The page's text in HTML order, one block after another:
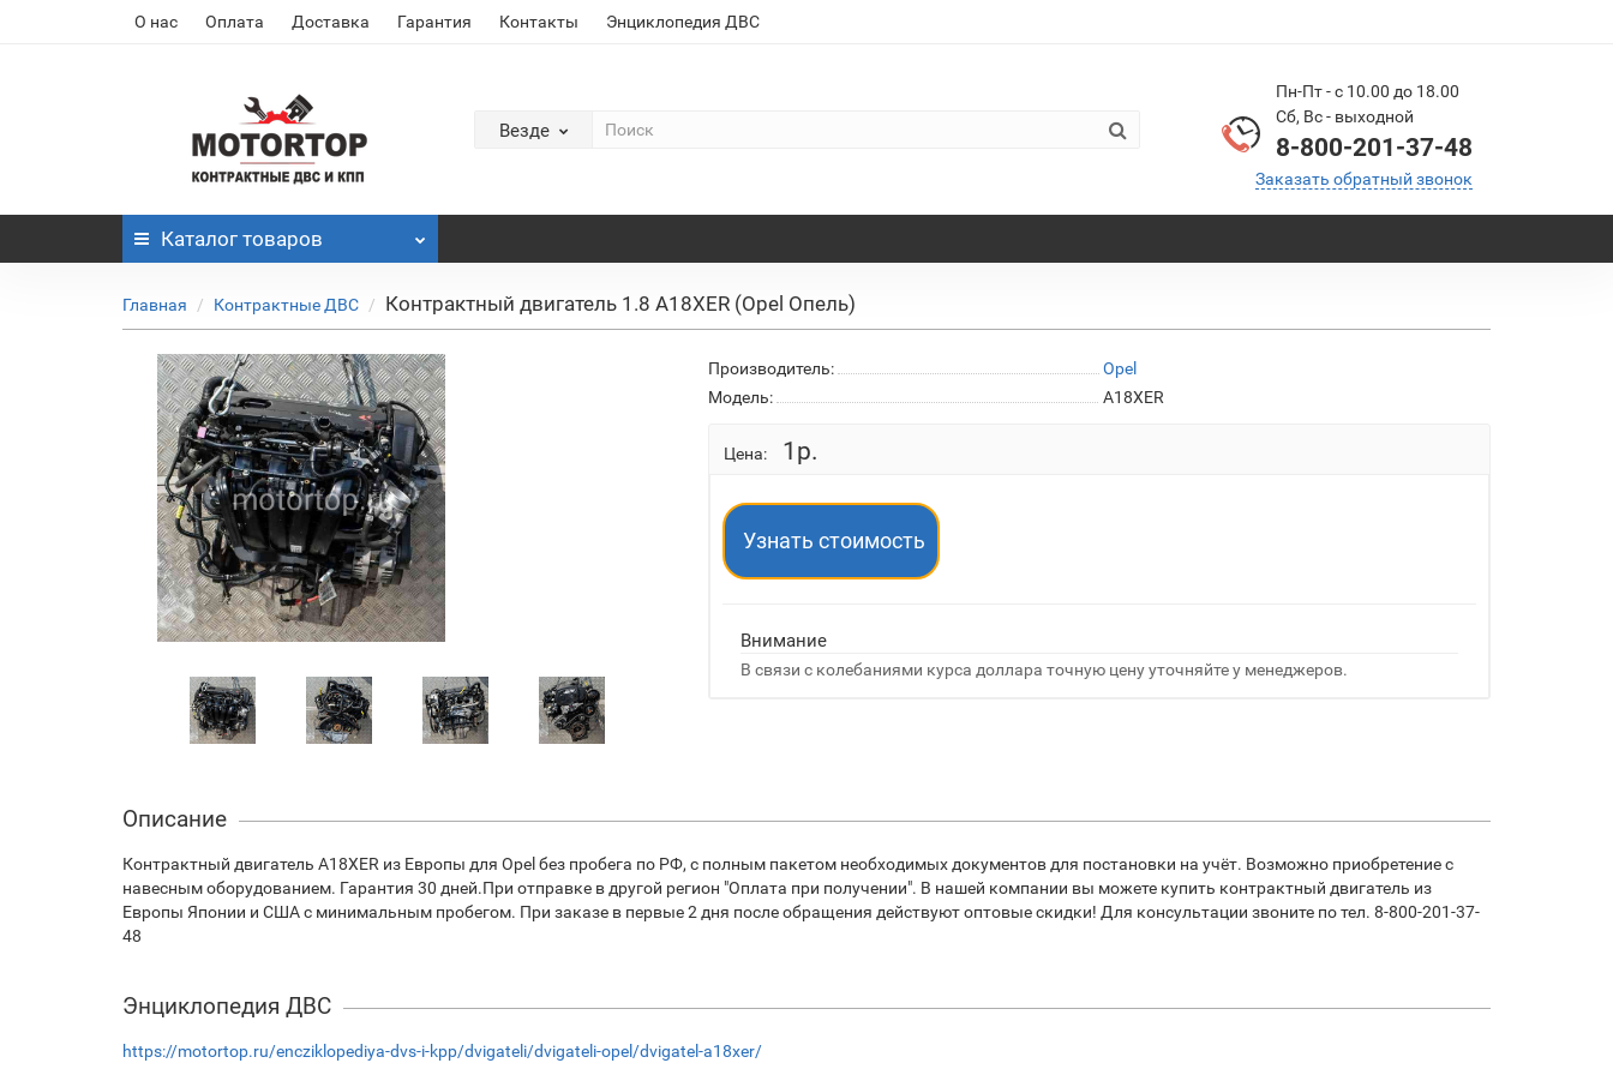
О нас Оплата Доставка Гарантия Контакты Энциклопедия ДВС
Везде
Пн-Пт - с 10.00 до 18.00
Сб, Вс - выходной
8-800-201-37-48
Заказать обратный звонок
Каталог товаров
Главная Контрактные ДВС Контрактный двигатель 1.8 A18XER (Opel Опель)
Производитель:
Opel
Модель:
A18XER
Цена: 1р.
Узнать стоимость
Внимание
В связи с колебаниями курса доллара точную цену уточняйте у менеджеров.
Описание
Контрактный двигатель A18XER из Европы для Opel без пробега по РФ, с полным пакетом необходимых документов для постановки на учёт. Возможно приобретение с
навесным оборудованием. Гарантия 30 дней.При отправке в другой регион "Оплата при получении". В нашей компании вы можете купить контрактный двигатель из
Европы Японии и США с минимальным пробегом. При заказе в первые 2 дня после обращения действуют оптовые скидки! Для консультации звоните по тел. 8-800-201-37-
48
Энциклопедия ДВС
https://motortop.ru/encziklopediya-dvs-i-kpp/dvigateli/dvigateli-opel/dvigatel-a18xer/